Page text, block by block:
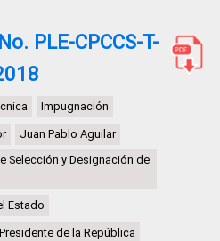
PLE-CPCCS-T-
Impugnación
Juan Pablo Aguilar
Selección y Designación de
Estado
de la República